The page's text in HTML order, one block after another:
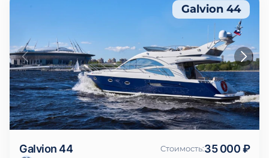
Galvion 44
Galvion 44 Стоимость:35 000 ₽